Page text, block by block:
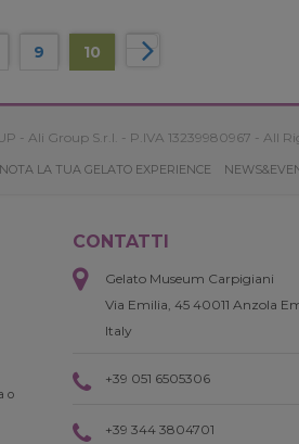
9 10
- Ali Group S.r.l. - P.IVA 13239980967 - All
LA TUA GELATO EXPERIENCE
o
CONTATTI
Gelato Museum Carpigiani
Via Emilia, 45 40011 Anzola
Italy
+39 051 6505306
+39 344 3804701